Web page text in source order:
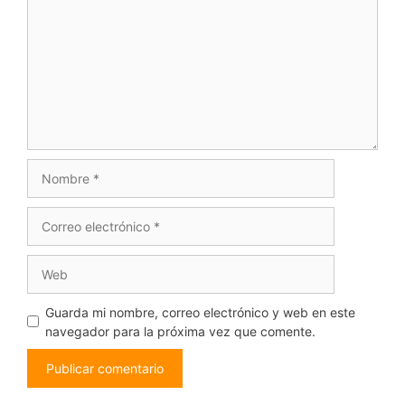
electrónico
Guarda mi nombre, correo electrónico y web en este
navegador para la próxima vez que comente.